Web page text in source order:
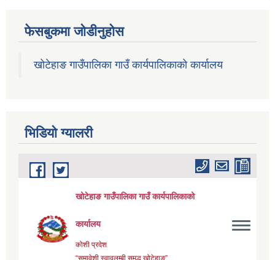
फेसबुकमा जोडीनुहोस
खोटेहाङ गाउँपालिका गाउँ कार्यपालिकाको कार्यालय
भिडियाे ग्यालरी